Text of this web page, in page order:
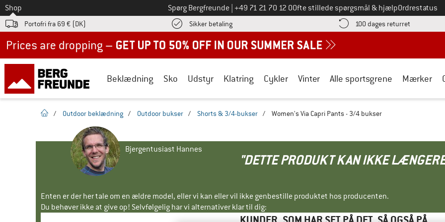
Til
Shop Spørg Bergfreunde Ring til os på
+49 71 21 70 12 0Ofte stillede spørgsmål & hjælpOrdrestatus
Portofri fra 69 € (DK) Sikker betalingFind betalingsoplysningerne her! Åbnes i en infoboks
100 dages returret Gå til
Beklædning Sko Udstyr Klatring Cykler Vinter Alle sportsgrene Mærker
Hjemmeside
/ Outdoor beklædning / Outdoor bukser / Shorts & 3/4-bukser / Women's Via Capri Pants - 3/4 bukser
Bjergentusiast Hannes
"DETTE PRODUKT KAN IKKE
Enten er der her tale om en ældre model, eller vi kan eller vil ikke genbestille produktet hos producenten.
Du behøver ikke at give op! Selvfølgelig har vi alternativer klar til dig: